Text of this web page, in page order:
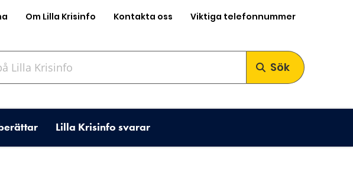
Om Lilla Krisinfo Kontakta oss Viktiga telefonnummer
Krisinfo
Sök
Lilla Krisinfo svarar